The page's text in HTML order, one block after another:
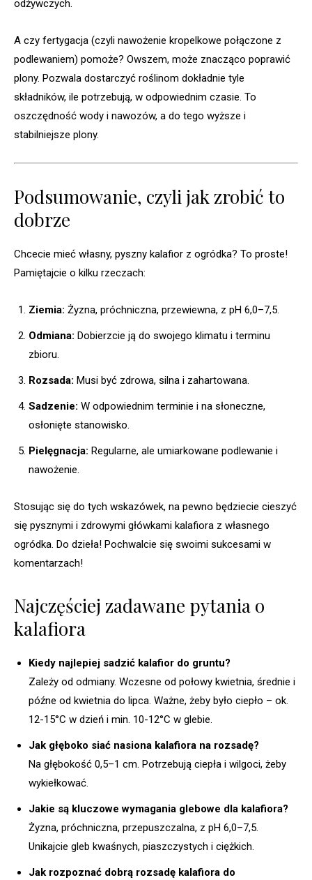
odżywczych.
A czy fertygacja (czyli nawożenie kropelkowe połączone z
podlewaniem) pomoże? Owszem, może znacząco poprawić
plony. Pozwala dostarczyć roślinom dokładnie tyle
składników, ile potrzebują, w odpowiednim czasie. To
oszczędność wody i nawozów, a do tego wyższe i
stabilniejsze plony.
Podsumowanie, czyli jak zrobić to
dobrze
Chcecie mieć własny, pyszny kalafior z ogródka? To proste!
Pamiętajcie o kilku rzeczach:
Ziemia: Żyzna, próchniczna, przewiewna, z pH 6,0–7,5.
Odmiana: Dobierzcie ją do swojego klimatu i terminu
zbioru.
Rozsada: Musi być zdrowa, silna i zahartowana.
Sadzenie: W odpowiednim terminie i na słoneczne,
osłonięte stanowisko.
Pielęgnacja: Regularne, ale umiarkowane podlewanie i
nawożenie.
Stosując się do tych wskazówek, na pewno będziecie cieszyć
się pysznymi i zdrowymi główkami kalafiora z własnego
ogródka. Do dzieła! Pochwalcie się swoimi sukcesami w
komentarzach!
Najczęściej zadawane pytania o
kalafiora
Kiedy najlepiej sadzić kalafior do gruntu?
Zależy od odmiany. Wczesne od połowy kwietnia, średnie i
późne od kwietnia do lipca. Ważne, żeby było ciepło – ok.
12-15°C w dzień i min. 10-12°C w glebie.
Jak głęboko siać nasiona kalafiora na rozsadę?
Na głębokość 0,5–1 cm. Potrzebują ciepła i wilgoci, żeby
wykiełkować.
Jakie są kluczowe wymagania glebowe dla kalafiora?
Żyzna, próchniczna, przepuszczalna, z pH 6,0–7,5.
Unikajcie gleb kwaśnych, piaszczystych i ciężkich.
Jak rozpoznać dobrą rozsadę kalafiora do